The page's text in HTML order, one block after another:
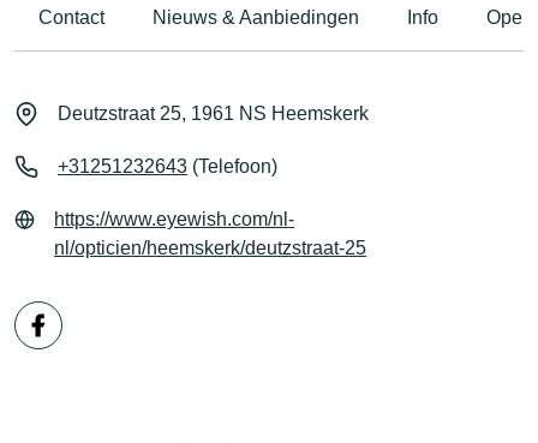
Contact Nieuws & Aanbiedingen Info
Deutzstraat 25, 1961 NS Heemskerk
+31251232643 (Telefoon)
https://www.eyewish.com/nl-
nl/opticien/heemskerk/deutzstraat-25